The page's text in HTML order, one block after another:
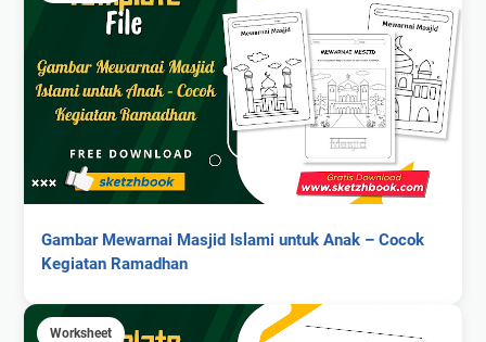
Gambar Mewarnai Masjid Islami untuk Anak – Cocok
Kegiatan Ramadhan
Worksheet